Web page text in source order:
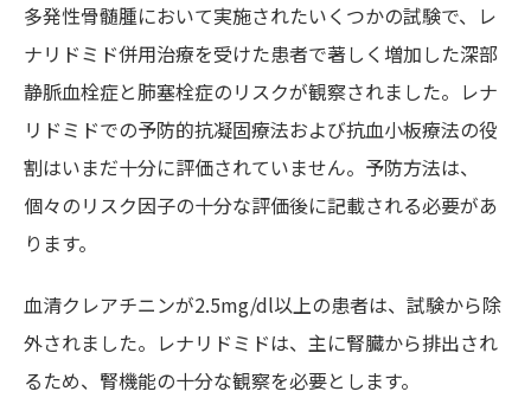
多発性骨髄腫において実施されたいくつかの試験で、レ
ナリドミド併用治療を受けた患者で著しく増加した深部
静脈血栓症と肺塞栓症のリスクが観察されました。レナ
リドミドでの予防的抗凝固療法および抗血小板療法の役
割はいまだ十分に評価されていません。予防方法は、
個々のリスク因子の十分な評価後に記載される必要があ
ります。
血清クレアチニンが2.5mg/dl以上の患者は、試験から除
外されました。レナリドミドは、主に腎臓から排出され
るため、腎機能の十分な観察を必要とします。